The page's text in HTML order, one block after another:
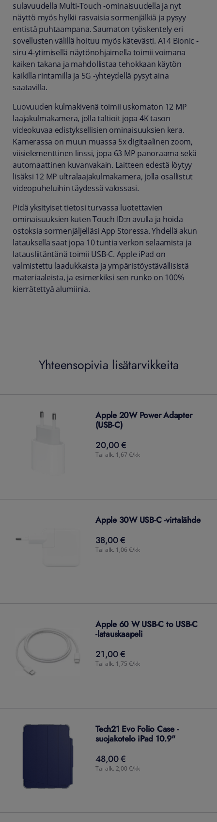
sulavuudella Multi-Touch -ominaisuudella ja nyt
näyttö myös hylkii rasvaisia sormenjälkiä ja pysyy
entistä puhtaampana. Saumaton työskentely eri
sovellusten välillä hoituu myös kätevästi. A14 Bionic -
siru 4-ytimisellä näytönohjaimella toimii voimana
kaiken takana ja mahdollistaa tehokkaan käytön
kaikilla rintamilla ja 5G -yhteydellä pysyt aina
saatavilla.
Luovuuden kulmakivenä toimii uskomaton 12 MP
laajakulmakamera, jolla taltioit jopa 4K tason
videokuvaa edistyksellisien ominaisuuksien kera.
Kamerassa on muun muassa 5x digitaalinen zoom,
viisielementtinen linssi, jopa 63 MP panoraama sekä
automaattinen kuvanvakain. Laitteen edestä löytyy
lisäksi 12 MP ultralaajakulmakamera, jolla osallistut
videopuheluihin täydessä valossasi.
Pidä yksityiset tietosi turvassa luotettavien
ominaisuuksien kuten Touch ID:n avulla ja hoida
ostoksia sormenjäljelläsi App Storessa. Yhdellä akun
latauksella saat jopa 10 tuntia verkon selaamista ja
latausliitäntänä toimii USB-C. Apple iPad on
valmistettu laadukkaista ja ympäristöystävällisistä
materiaaleista, ja esimerkiksi sen runko on 100%
kierrätettyä alumiinia.
Yhteensopivia lisätarvikkeita
Apple 20W Power Adapter
(USB-C)
20,00 €
20,00€
Tai alk. 1,67 €/kk
Apple 30W USB-C -virtalähde
38,00 €
38,00€
Tai alk. 1,06 €/kk
Apple 60 W USB-C to USB-C
-latauskaapeli
21,00 €
21,00€
Tai alk. 1,75 €/kk
Tech21 Evo Folio Case -
suojakotelo iPad 10.9"
48,00 €
48,00€
Tai alk. 2,00 €/kk